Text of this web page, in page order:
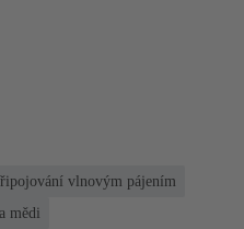
vlnovým pájením
mědi